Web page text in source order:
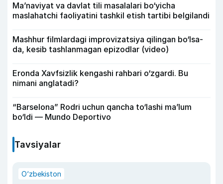
Ma’naviyat va davlat tili masalalari bo‘yicha
maslahatchi faoliyatini tashkil etish tartibi belgilandi
Mashhur filmlardagi improvizatsiya qilingan bo‘lsa-
da, kesib tashlanmagan epizodlar (video)
Eronda Xavfsizlik kengashi rahbari o‘zgardi. Bu
nimani anglatadi?
“Barselona” Rodri uchun qancha to‘lashi ma’lum
bo‘ldi — Mundo Deportivo
Tavsiyalar
O‘zbekiston